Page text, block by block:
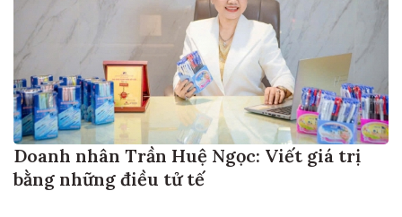
Doanh nhân Trần Huệ Ngọc: Viết giá trị
bằng những điều tử tế